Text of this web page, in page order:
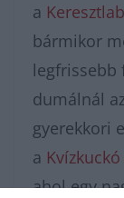
a
bármikor
legfrissebb
dumálnál
gyerekkori
a
ahol egy